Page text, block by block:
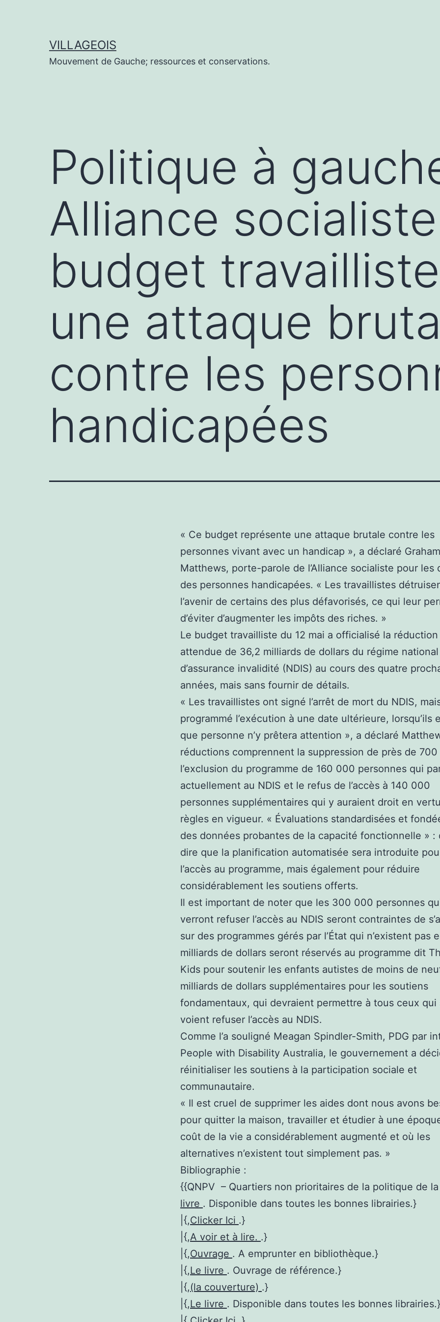
VILLAGEOIS
Mouvement de Gauche; ressources et conservations.
Politique à
Alliance
budget
une attaque
contre les
handicapées
« Ce budget représente une attaque brutale contre les
personnes vivant avec un handicap », a déclaré Graham
Matthews, porte-parole de l’Alliance socialiste pour les
des personnes handicapées. « Les travaillistes
l’avenir de certains des plus défavorisés, ce qui leur
d’éviter d’augmenter les impôts des riches. »
Le budget travailliste du 12 mai a officialisé la réduction
attendue de 36,2 milliards de dollars du régime national
d’assurance invalidité (NDIS) au cours des quatre
années, mais sans fournir de détails.
« Les travaillistes ont signé l’arrêt de mort du NDIS,
programmé l’exécution à une date ultérieure, lorsqu’ils
que personne n’y prêtera attention », a déclaré
réductions comprennent la suppression de près de 700
l’exclusion du programme de 160 000 personnes qui
actuellement au NDIS et le refus de l’accès à 140 000
personnes supplémentaires qui y auraient droit en
règles en vigueur. « Évaluations standardisées et
des données probantes de la capacité fonctionnelle » :
dire que la planification automatisée sera introduite
l’accès au programme, mais également pour réduire
considérablement les soutiens offerts.
Il est important de noter que les 300 000 personnes
verront refuser l’accès au NDIS seront contraintes de
sur des programmes gérés par l’État qui n’existent pas
milliards de dollars seront réservés au programme dit
Kids pour soutenir les enfants autistes de moins de
milliards de dollars supplémentaires pour les soutiens
fondamentaux, qui devraient permettre à tous ceux qui
voient refuser l’accès au NDIS.
Comme l’a souligné Meagan Spindler-Smith, PDG par
People with Disability Australia, le gouvernement a
réinitialiser les soutiens à la participation sociale et
communautaire.
« Il est cruel de supprimer les aides dont nous avons
pour quitter la maison, travailler et étudier à une
coût de la vie a considérablement augmenté et où les
alternatives n’existent tout simplement pas. »
Bibliographie :
{{QNPV – Quartiers non prioritaires de la politique de
livre . Disponible dans toutes les bonnes librairies.}
|{,Clicker Ici .}
|{,A voir et à lire. .}
|{,Ouvrage . A emprunter en bibliothèque.}
|{,Le livre . Ouvrage de référence.}
|{,(la couverture) .}
|{,Le livre . Disponible dans toutes les bonnes librairies.}